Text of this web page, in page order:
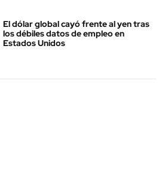
El dólar global cayó frente al yen tras
los débiles datos de empleo en
Estados Unidos